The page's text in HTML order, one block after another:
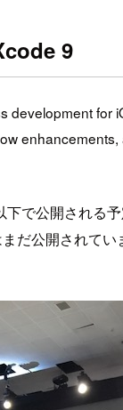
9
development
で公開される予
だ公開されてい